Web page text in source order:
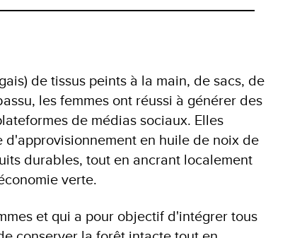
de tissus peints à la main, de sacs, de
les femmes ont réussi à générer des
de médias sociaux. Elles
en huile de noix de
durables, tout en ancrant localement
verte.
et qui a pour objectif d'intégrer tous